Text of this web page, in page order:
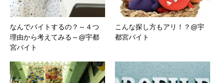
なんでバイトするの？～４つ
理由から考えてみる～@宇都
宮バイト
こんな探し方もアリ！？@宇
都宮バイト